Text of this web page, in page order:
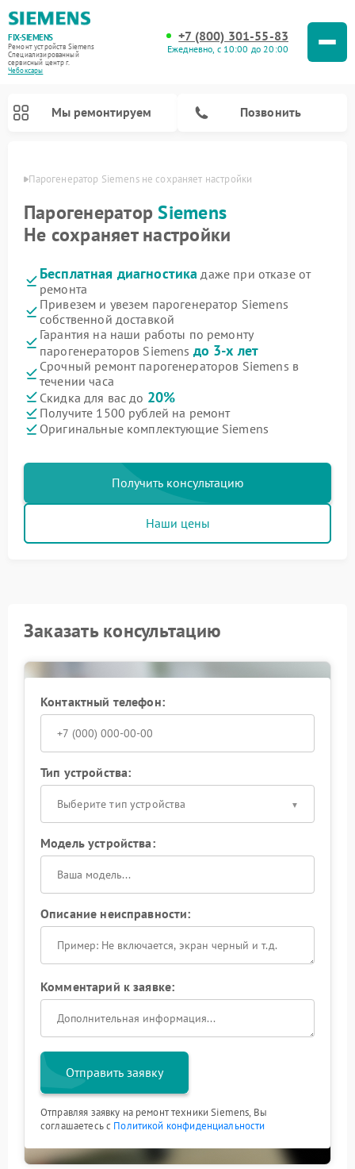
FIX-SIEMENS
Ремонт устройств Siemens
Специализированный
cервисный центр г.
Чебоксары
+7 (800) 301-55-83
Ежедневно, с 10:00 до 20:00
Мы ремонтируем Позвонить
Парогенератор Siemens не сохраняет настройки
ПарогенераторSiemens
Не сохраняет настройки
Бесплатная диагностика даже при отказе от
ремонта
Привезем и увезем парогенератор Siemens
собственной доставкой
Гарантия на наши работы по ремонту
парогенераторов Siemens до 3-х лет
Срочный ремонт парогенераторов Siemens в
течении часа
Скидка для вас до 20%
Получите 1500 рублей на ремонт
Оригинальные комплектующие Siemens
Получить консультацию
Наши цены
Заказать консультацию
Контактный телефон:
Тип устройства:
Выберите тип устройства
Модель устройства:
Описание неисправности:
Комментарий к заявке:
Отправить заявку
Отправляя заявку на ремонт техники Siemens, Вы
соглашаетесь с Политикой конфиденциальности